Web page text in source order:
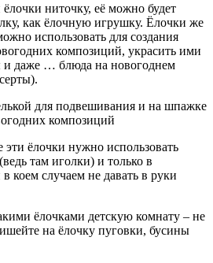
ниточку, её можно будет
как ёлочную игрушку. Ёлочки же
использовать для создания
композиций, украсить ими
и даже … блюда на новогоднем
эти ёлочки нужно использовать
там иголки) и только в
коем случаем не давать в руки
ёлочками детскую комнату – не
на ёлочку пуговки, бусины